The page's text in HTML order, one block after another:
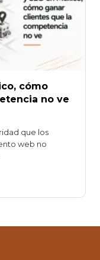
cómo
no ve
que los
web no